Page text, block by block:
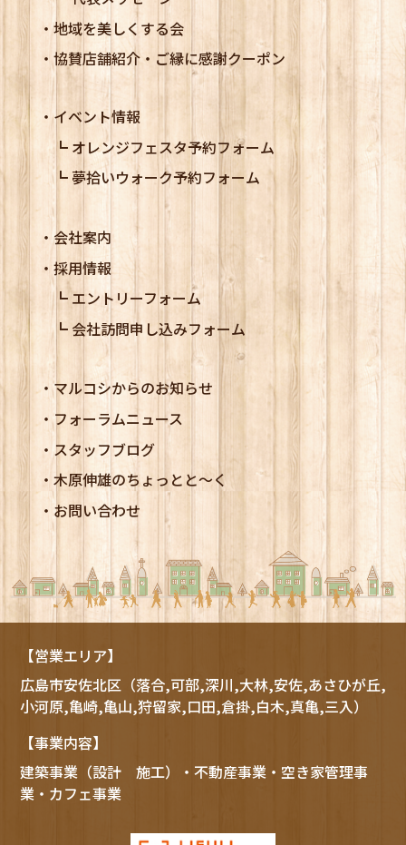
地域を美しくする会
協賛店舗紹介・ご縁に感謝クーポン
イベント情報
オレンジフェスタ予約フォーム
夢拾いウォーク予約フォーム
会社案内
採用情報
エントリーフォーム
会社訪問申し込みフォーム
マルコシからのお知らせ
フォーラムニュース
スタッフブログ
木原伸雄のちょっとと～く
お問い合わせ
【営業エリア】
広島市安佐北区（落合,可部,深川,大林,安佐,あさひが丘,
小河原,亀崎,亀山,狩留家,口田,倉掛,白木,真亀,三入）
【事業内容】
建築事業（設計 施工）・不動産事業・空き家管理事
業・カフェ事業